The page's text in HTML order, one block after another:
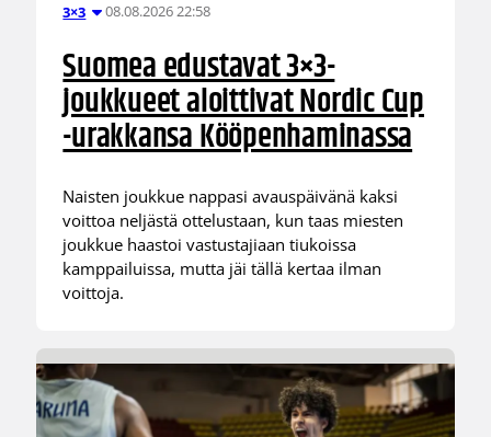
3×3 08.08.2026 22:58
Suomea edustavat 3×3-
joukkueet aloittivat Nordic Cup
-urakkansa Kööpenhaminassa
Naisten joukkue nappasi avauspäivänä kaksi
voittoa neljästä ottelustaan, kun taas miesten
joukkue haastoi vastustajiaan tiukoissa
kamppailuissa, mutta jäi tällä kertaa ilman
voittoja.